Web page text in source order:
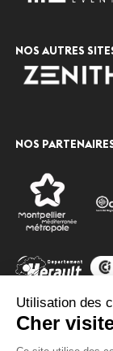
NOS AUTRES
NOS
Utilisation des
Cher